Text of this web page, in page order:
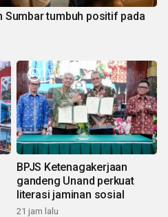
Sumbar tumbuh positif pada
BPJS Ketenagakerjaan
gandeng Unand perkuat
literasi jaminan sosial
21 jam lalu